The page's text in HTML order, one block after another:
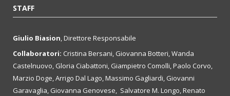
STAFF
Giulio Biasion, Direttore Responsabile
Collaboratori: Cristina Bersani, Giovanna Botteri, Wanda
Castelnuovo, Gloria Ciabattoni, Giampietro Comolli, Paolo Corvo,
Marzio Doge, Arrigo Dal Lago, Massimo Gagliardi, Giovanni
Garavaglia, Giovanna Genovese, Salvatore M. Longo, Renato